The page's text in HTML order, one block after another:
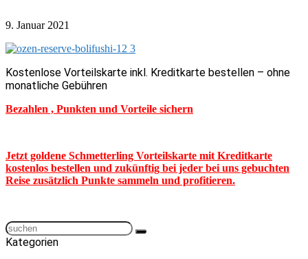
9. Januar 2021
Kostenlose Vorteilskarte inkl. Kreditkarte bestellen – ohne
monatliche Gebühren
Bezahlen , Punkten und Vorteile sichern
Jetzt goldene Schmetterling Vorteilskarte mit Kreditkarte
kostenlos bestellen und zukünftig bei jeder bei uns gebuchten
Reise zusätzlich Punkte sammeln und profitieren.
Kategorien